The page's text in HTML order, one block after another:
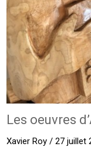
Les oeuvres
Xavier Roy / 27 juillet